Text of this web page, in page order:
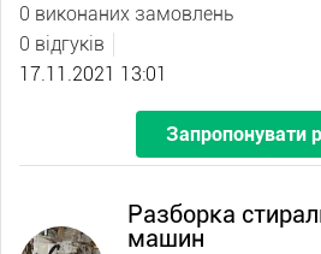
0 виконаних замовлень
0 відгуків
17.11.2021 13:01
Запропонувати
Разборка
машин